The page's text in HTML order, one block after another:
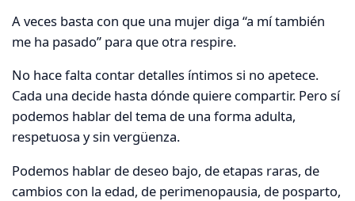
A veces basta con que una mujer diga “a mí también
me ha pasado” para que otra respire.
No hace falta contar detalles íntimos si no apetece.
Cada una decide hasta dónde quiere compartir. Pero sí
podemos hablar del tema de una forma adulta,
respetuosa y sin vergüenza.
Podemos hablar de deseo bajo, de etapas raras, de
cambios con la edad, de perimenopausia, de posparto,